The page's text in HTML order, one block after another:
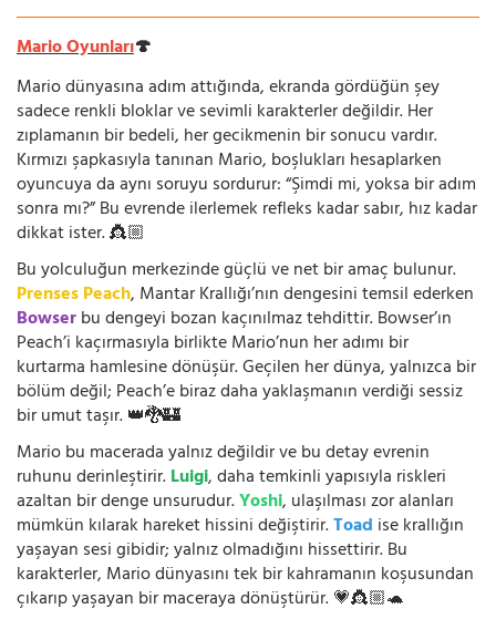
Mario Oyunları🍄
Mario dünyasına adım attığında, ekranda gördüğün şey
sadece renkli bloklar ve sevimli karakterler değildir. Her
zıplamanın bir bedeli, her gecikmenin bir sonucu vardır.
Kırmızı şapkasıyla tanınan Mario, boşlukları hesaplarken
oyuncuya da aynı soruyu sordurur: “Şimdi mi, yoksa bir adım
sonra mı?” Bu evrende ilerlemek refleks kadar sabır, hız kadar
dikkat ister. 👸🏼
Bu yolculuğun merkezinde güçlü ve net bir amaç bulunur.
Prenses Peach, Mantar Krallığı’nın dengesini temsil ederken
Bowserbu dengeyi bozan kaçınılmaz tehdittir. Bowser’ın
Peach’i kaçırmasıyla birlikte Mario’nun her adımı bir
kurtarma hamlesine dönüşür. Geçilen her dünya, yalnızca bir
bölüm değil; Peach’e biraz daha yaklaşmanın verdiği sessiz
bir umut taşır. 👑🐉🏰
Mario bu macerada yalnız değildir ve bu detay evrenin
ruhunu derinleştirir.Luigi, daha temkinli yapısıyla riskleri
azaltan bir denge unsurudur.Yoshi, ulaşılması zor alanları
mümkün kılarak hareket hissini değiştirir.Toad ise krallığın
yaşayan sesi gibidir; yalnız olmadığını hissettirir. Bu
karakterler, Mario dünyasını tek bir kahramanın koşusundan
çıkarıp yaşayan bir maceraya dönüştürür. 💗👸🏼🐢